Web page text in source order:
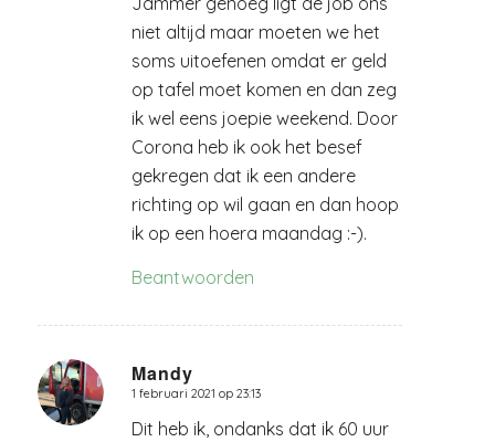
niet altijd maar moeten we het
soms uitoefenen omdat er geld
op tafel moet komen en dan zeg
ik wel eens joepie weekend. Door
Corona heb ik ook het besef
gekregen dat ik een andere
richting op wil gaan en dan hoop
ik op een hoera maandag :-).
Beantwoorden
Mandy
zegt:
1 februari 2021 op 23:13
Dit heb ik, ondanks dat ik 60 uur